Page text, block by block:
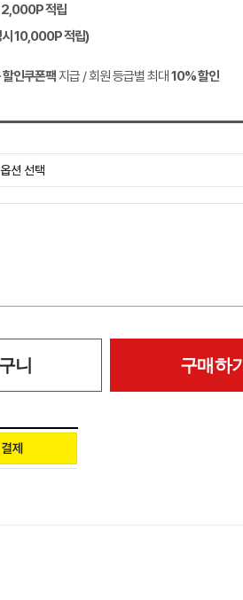
2,000P적립
10,000P적립)
인쿠폰팩지급 / 회원 등급별 최대 10%할인
니 구매하기